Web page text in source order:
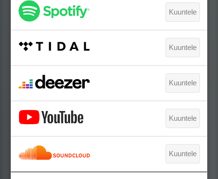
Kuuntele
Kuuntele
Kuuntele
Kuuntele
Kuuntele